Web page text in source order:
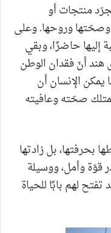
منتجات أو
وروحها. وعلى
إليها حاضرًا، وبقي
هند أنّ فقدان الوطن
يمكن الإنسان أن
صحّته وعافيته
بحرفتها، بل زادتها
قوّة وأمل، ووسيلة
لهم بابًا للحياة